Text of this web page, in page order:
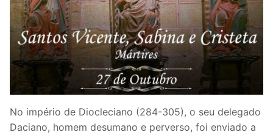
No império de Diocleciano (284-305), o seu delegado
Daciano, homem desumano e perverso, foi enviado a